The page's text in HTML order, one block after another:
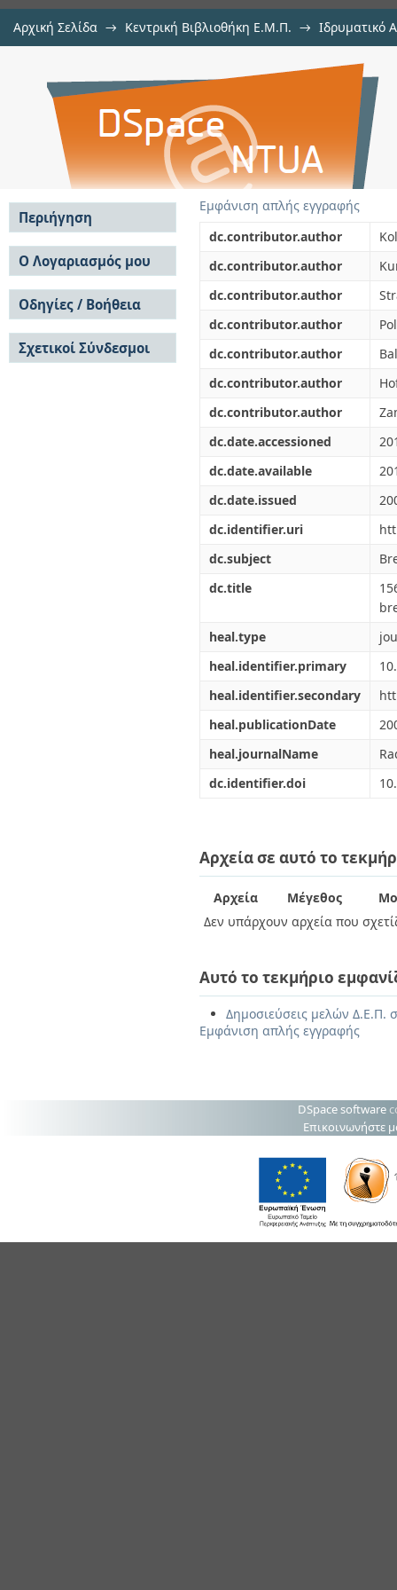
Αρχική Σελίδα → Κεντρική Βιβλιοθήκη Ε.Μ.Π. → Ιδρυματικό
156 Combined brachy-
cancer patients
Εμφάνιση απλής εγγραφής
dc.contributor.author
dc.contributor.author
dc.contributor.author
dc.contributor.author
dc.contributor.author
dc.contributor.author
dc.contributor.author
dc.date.accessioned
dc.date.available
dc.date.issued
dc.identifier.uri
dc.subject
dc.title
heal.type
heal.identifier.primary
heal.identifier.secondary
heal.publicationDate
heal.journalName
dc.identifier.doi
Αρχεία σε αυτό το
Αρχεία Μέγεθος
Δεν υπάρχουν αρχεία που
Αυτό το τεκμήριο
Δημοσιεύσεις μελών Δ.Ε.Π.
Εμφάνιση απλής εγγραφής
Περιήγηση
Σε όλο το DSpace
Κοινότητες & Συλλογές
Ανά Ημερομηνία
Έκδοσης
Συγγραφείς
Τίτλοι
Θέματα
Ο Λογαριασμός μου
Σύνδεση
Εγγραφή
Οδηγίες / Βοήθεια
Οδηγίες Υποβολής
Οδηγίες Χρήσης ΙΑ
Συχνές Ερωτήσεις
Σχετικοί Σύνδεσμοι
DSpace software
Επικοινωνήστε